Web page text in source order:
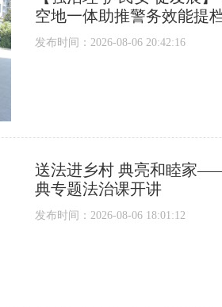
空地一体助推警务效能提
发布时间：2026-08-06 20:42:16
送法进乡村 典亮和睦家
典专题法治课开讲
发布时间：2026-08-06 18:01:12